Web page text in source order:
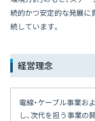
続的かつ安定的な発展に
続しています。
経営理念
電線・ケーブル事業お
し、次代を担う事業の
環境報告
ガバナンス
Topics